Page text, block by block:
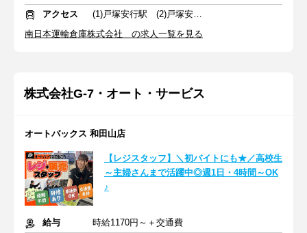
アクセス
(1)戸塚安行駅 (2)戸塚安行駅
南日本運輸倉庫株式会社 の求人一覧を見る
株式会社G-7・オート・サービス
オートバックス 和田山店
【レジスタッフ】＼初バイトにも★／高校生
～主婦さんまで活躍中◎週1日・4時間～OK
♪
給与 時給1170円～＋交通費